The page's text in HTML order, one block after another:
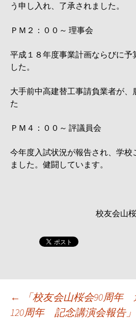
う申し入れ、了承されました。
ＰＭ２：００～ 理事会
平成１８年度事業計画ならびに予
した。
大手前中高建替工事請負業者が、
た
ＰＭ４：００～ 評議員会
今年度入試状況が報告され、学校
ました。健闘しています。
校友会
投
←
「校友会山桜会90周年
120周年 記念講演会報告」